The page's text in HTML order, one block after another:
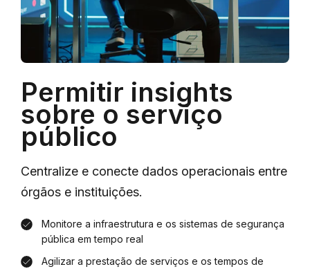
Permitir insights
sobre o serviço
público
Centralize e conecte dados operacionais entre
órgãos e instituições.
Monitore a infraestrutura e os sistemas de segurança
pública em tempo real
Agilizar a prestação de serviços e os tempos de